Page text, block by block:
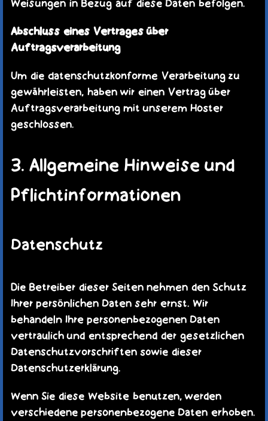
Weisungen in Bezug auf diese Daten befolgen.
Abschluss eines Vertrages über
Auftragsverarbeitung
Um die datenschutzkonforme Verarbeitung zu
gewährleisten, haben wir einen Vertrag über
Auftragsverarbeitung mit unserem Hoster
geschlossen.
3. Allgemeine Hinweise und
Pflichtinformationen
Datenschutz
Die Betreiber dieser Seiten nehmen den Schutz
Ihrer persönlichen Daten sehr ernst. Wir
behandeln Ihre personenbezogenen Daten
vertraulich und entsprechend der gesetzlichen
Datenschutzvorschriften sowie dieser
Datenschutzerklärung.
Wenn Sie diese Website benutzen, werden
verschiedene personenbezogene Daten erhoben.